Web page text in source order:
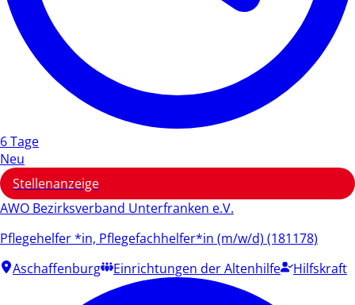
6 Tage
Neu
Stellenanzeige
AWO Bezirksverband Unterfranken e.V.
Pflegehelfer *in, Pflegefachhelfer*in (m/w/d) (181178)
Aschaffenburg
Einrichtungen der Altenhilfe Hilfskraft